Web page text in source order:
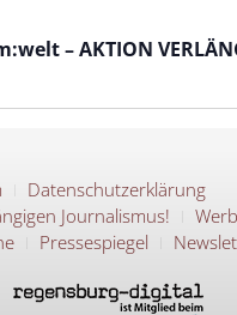
– AKTION
Datenschutzerklärung
Journalismus!
Pressespiegel